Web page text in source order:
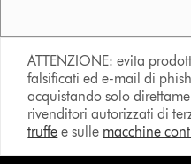
ATTENZIONE: evita
falsificati ed e-mail di
acquistando solo
rivenditori autorizzati di
truffe e sulle macchine